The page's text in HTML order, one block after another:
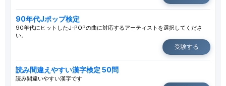
90年代Jポップ検定
90年代にヒットしたJ-POPの曲に対応するアーティストを選択してくださ
い。
受験する
読み間違えやすい漢字検定 50問
読み間違いやすい漢字です